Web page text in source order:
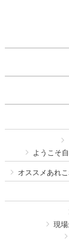
ようこそ
オススメあれ
現